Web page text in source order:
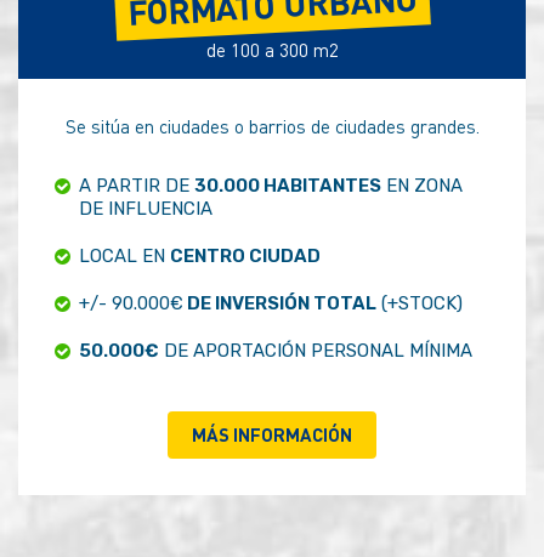
de 100 a 300 m2
Se sitúa en ciudades o barrios de ciudades grandes.
A PARTIR DE 30.000 HABITANTES EN ZONA
DE INFLUENCIA
LOCAL EN CENTRO CIUDAD
+/- 90.000€ DE INVERSIÓN TOTAL (+STOCK)
50.000€ DE APORTACIÓN PERSONAL MÍNIMA
MÁS INFORMACIÓN